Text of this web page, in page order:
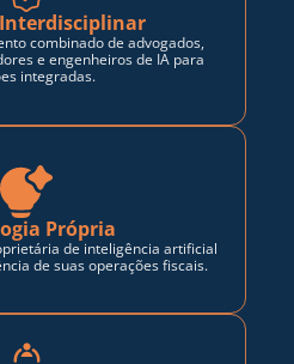
combinado de advogados,
e engenheiros de IA para
integradas.
Própria
de inteligência artificial
de suas operações fiscais.